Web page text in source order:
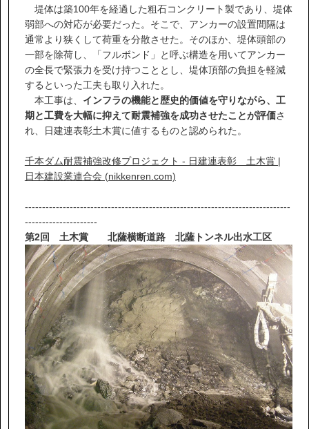
堤体は築100年を経過した粗石コンクリート製であり、堤体
弱部への対応が必要だった。そこで、アンカーの設置間隔は
通常より狭くして荷重を分散させた。そのほか、堤体頭部の
一部を除荷し、「フルボンド」と呼ぶ構造を用いてアンカー
の全長で緊張力を受け持つこととし、堤体頂部の負担を軽減
するといった工夫も取り入れた。
本工事は、 インフラの機能と歴史的価値を守りながら、工
期と工費を大幅に抑えて耐震補強を成功させたことが評価さ
れ、日建連表彰土木賞に値するものと認められた。
千本ダム耐震補強改修プロジェクト - 日建連表彰 土木賞 |
日本建設業連合会 (nikkenren.com)
-----------------------------------------------------------------------------
---------------------
第2回 土木賞 北薩横断道路 北薩トンネル出水工区